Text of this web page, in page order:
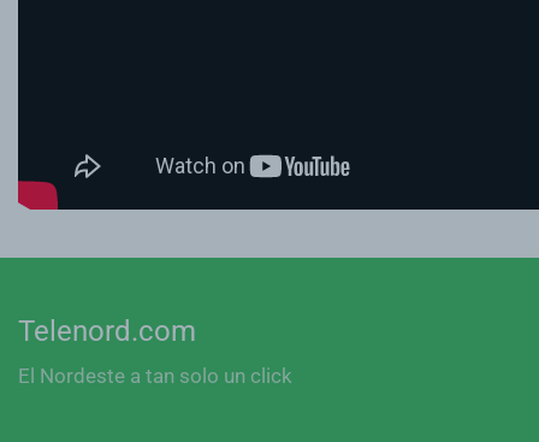
Telenord.com
El Nordeste a tan solo un click